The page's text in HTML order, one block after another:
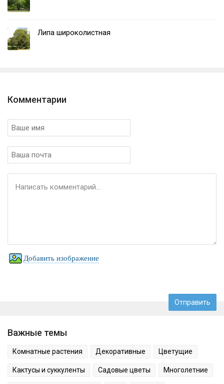
Липа широколистная
Комментарии
Добавить изображение
Важные темы
Комнатные растения Декоративные Цветущие
Кактусы и суккуленты Садовые цветы Многолетние